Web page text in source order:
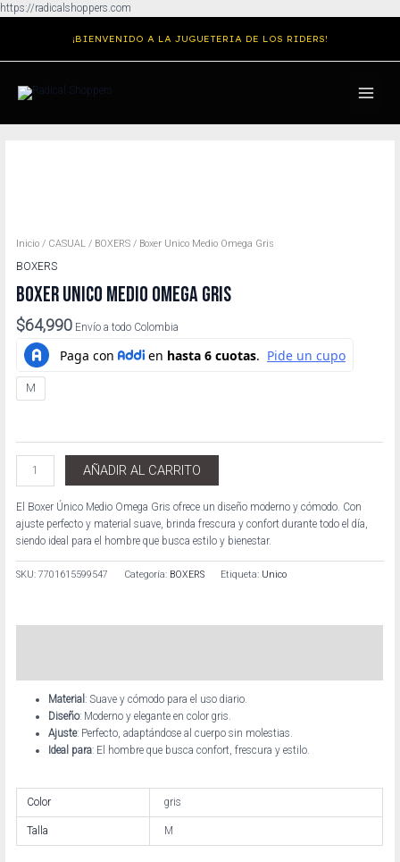
https://radicalshoppers.com
contenido
¡BIENVENIDO A LA JUGUETERIA DE LOS RIDERS!
MENU
Inicio / CASUAL / BOXERS / Boxer Unico Medio Omega Gris
BOXERS
BOXER UNICO MEDIO OMEGA GRIS
$64,990 Envío a todo Colombia
M
cantidad
AÑADIR AL CARRITO
El Boxer Único Medio Omega Gris ofrece un diseño moderno y cómodo. Con
ajuste perfecto y material suave, brinda frescura y confort durante todo el día,
siendo ideal para el hombre que busca estilo y bienestar.
SKU:7701615599547 Categoría: BOXERS Etiqueta: Unico
Material : Suave y cómodo para el uso diario.
Diseño: Moderno y elegante en color gris.
Ajuste: Perfecto, adaptándose al cuerpo sin molestias.
Ideal para: El hombre que busca confort, frescura y estilo.
Color gris
Talla M